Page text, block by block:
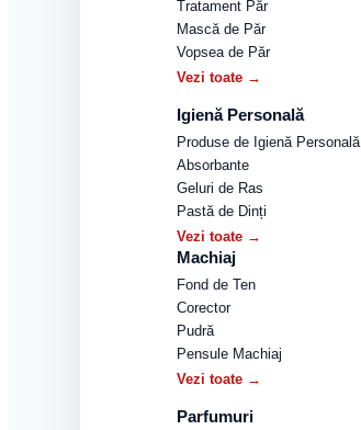
Tratament Păr
Mască de Păr
Vopsea de Păr
Vezi toate →
Igienă Personală
Produse de Igienă Personală
Absorbante
Geluri de Ras
Pastă de Dinți
Vezi toate →
Machiaj
Fond de Ten
Corector
Pudră
Pensule Machiaj
Vezi toate →
Parfumuri